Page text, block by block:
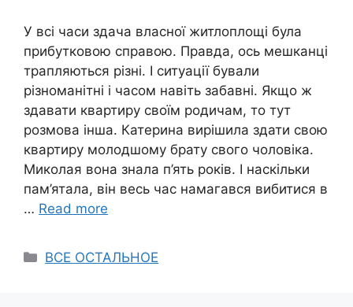
У всі часи здача власної житлоплощі була
прибутковою справою. Правда, ось мешканці
трапляються різні. І ситуації бували
різноманітні і часом навіть забавні. Якщо ж
здавати квартиру своїм родичам, то тут
розмова інша. Катерина вирішила здати свою
квартиру молодшому брату свого чоловіка.
Миколая вона знала п’ять років. І наскільки
пам’ятала, він весь час намагався вибитися в
… Read more
Categories
ВСЕ ОСТАЛЬНОЕ